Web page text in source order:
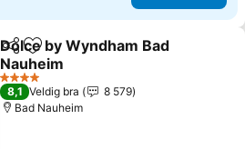
Del Legg til i favoritter
Dolce by Wyndham Bad
Nauheim
4 Stjerner
8,1 Veldig bra
8 579
Bad Nauheim